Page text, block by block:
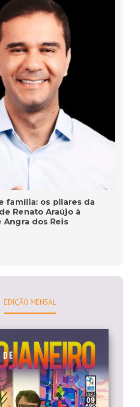
família: os pilares da
Renato Araújo à
dos Reis
EDIÇÃO MENSAL